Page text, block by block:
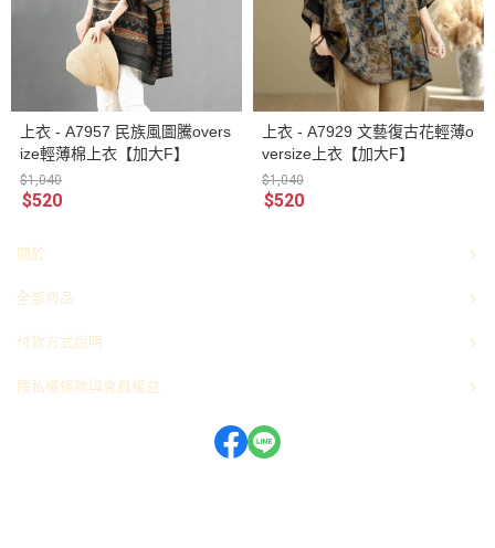
上衣 - A7957 民族風圖騰overs
ize輕薄棉上衣【加大F】
$1,040
$520
上衣 - A7929 文藝復古花輕薄o
versize上衣【加大F】
$1,040
$520
關於
全部商品
付款方式說明
隱私權條款與會員權益